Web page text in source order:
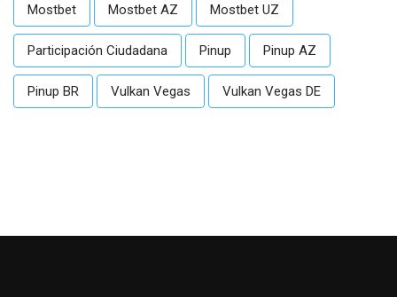
Mostbet Mostbet AZ Mostbet UZ
Participación Ciudadana Pinup Pinup AZ
Pinup BR Vulkan Vegas Vulkan Vegas DE